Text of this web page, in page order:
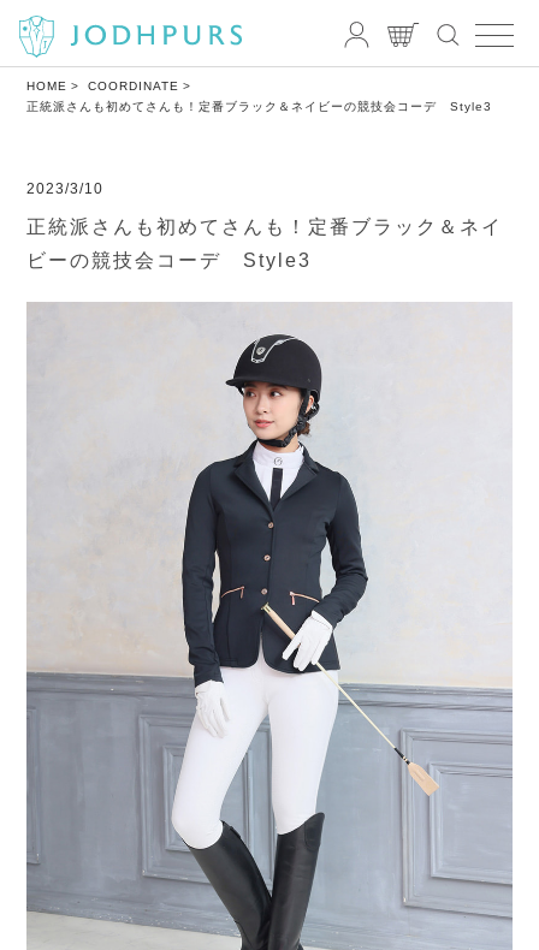
HOME
COORDINATE
正統派さんも初めてさんも！定番ブラック＆ネイビーの競技会コーデ Style3
2023/3/10
正統派さんも初めてさんも！定番ブラック＆ネイ
ビーの競技会コーデ Style3